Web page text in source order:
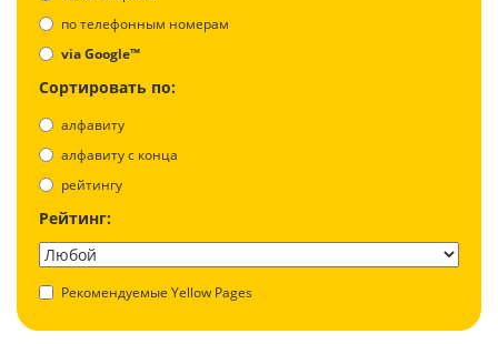
по телефонным номерам
via Google™
Сортировать по:
алфавиту
aлфавиту с конца
рейтингу
Рейтинг:
Рекомендуемые Yellow Pages